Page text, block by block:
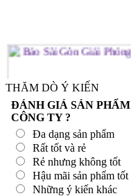
THĂM DÒ Ý KIẾN
ĐÁNH GIÁ SẢN PHẨM
CÔNG TY ?
Đa dạng sản phẩm
Rất tốt và rẻ
Rẻ nhưng không tốt
Hậu mãi sản phẩm tốt
Những ý kiến khác